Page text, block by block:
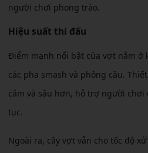
người chơi phong trào.
Hiệu suất thi đấu
Điểm mạnh nổi bật của vợt nằm ở
các pha smash và phông cầu.
cắm và sâu hơn, hỗ trợ người
tục.
Ngoài ra, cây vợt vẫn cho tốc độ